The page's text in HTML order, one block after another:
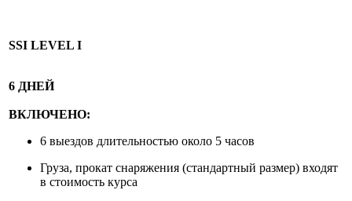
SSI LEVEL I
6 ДНЕЙ
ВКЛЮЧЕНО:
6 выездов длительностью около 5 часов
Груза, прокат снаряжения (стандартный размер) входят
в стоимость курса